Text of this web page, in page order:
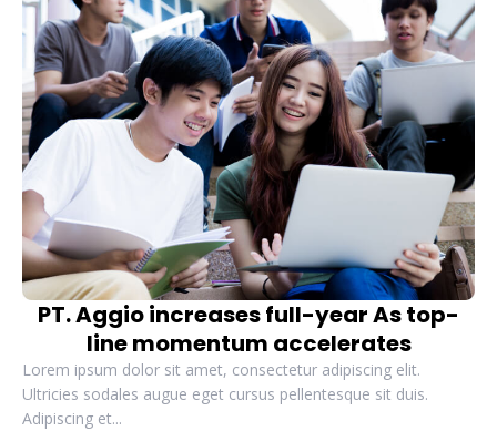
PT. Aggio increases full-year As top-
line momentum accelerates
Lorem ipsum dolor sit amet, consectetur adipiscing elit.
Ultricies sodales augue eget cursus pellentesque sit duis.
Adipiscing et...